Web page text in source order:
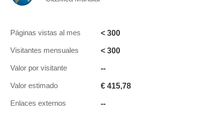
Páginas vistas al mes < 300
Visitantes mensuales < 300
Valor por visitante --
Valor estimado € 415,78
Enlaces externos --